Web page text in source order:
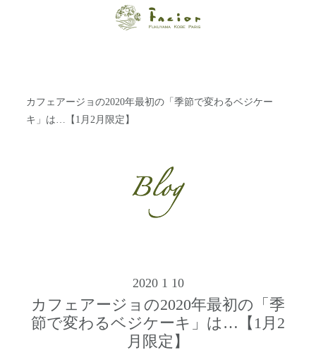
ン ファシオー
ルは、 内面から
ルでご提案しま
す。
カフェアージョの2020年最初の「季節で変わるベジケー
キ」は…【1月2月限定】
2020 1 10
カフェアージョの2020年最初の「季
節で変わるベジケーキ」は…【1月2
月限定】